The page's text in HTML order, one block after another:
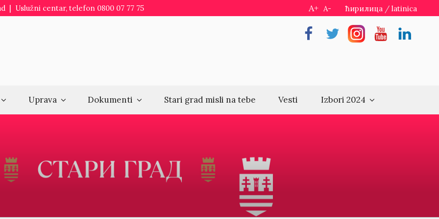
| Uslužni centar, telefon 0800 07 77 75 A+ A- ћирилица / latinica
FacebookTwitterInstragramYoutubeLinkedin
Uprava Dokumenti Stari grad misli na tebe Vesti Izbori 2024